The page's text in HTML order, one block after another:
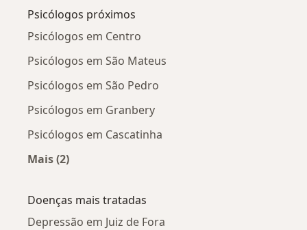
Psicólogos próximos
Psicólogos em Centro
Psicólogos em São Mateus
Psicólogos em São Pedro
Psicólogos em Granbery
Psicólogos em Cascatinha
Mais (2)
Doenças mais tratadas
Depressão em Juiz de Fora